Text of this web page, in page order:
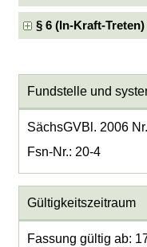
§ 6 (In-Kraft-Treten)
Fundstelle und
SächsGVBl. 2006
Fsn-Nr.: 20-4
Gültigkeitszeitraum
Fassung gültig ab: